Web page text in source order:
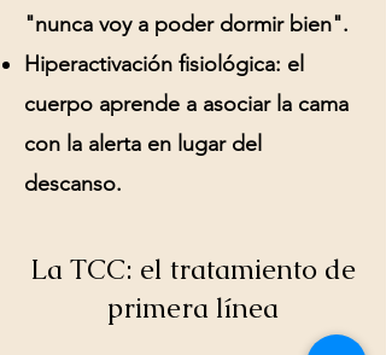
"nunca voy a poder dormir bien".
Hiperactivación fisiológica: el
cuerpo aprende a asociar la cama
con la alerta en lugar del
descanso.
La TCC: el tratamiento de
primera línea